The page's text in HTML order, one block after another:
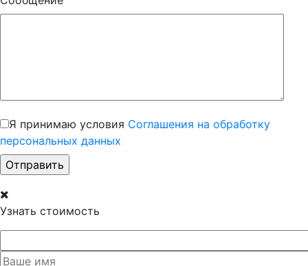
Я принимаю условия Соглашения на обработку
персональных данных
Узнать стоимость